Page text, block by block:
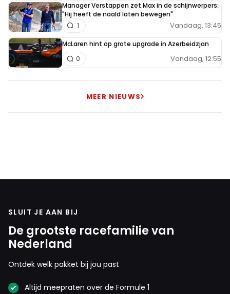
Manager Verstappen zet Max in de schijnwerpers:
"Hij heeft de naald laten bewegen"
Vandaag, 13:45
1
McLaren hint op grote upgrade in Azerbeidzjan
Vandaag, 12:55
0
MEER NIEUWS
SLUIT JE AAN BIJ
De grootste racefamilie van
Nederland
Ontdek welk pakket bij jou past
Altijd meepraten over de Formule 1